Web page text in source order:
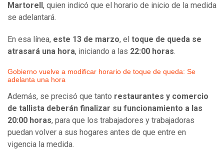
Martorell , quien indicó que el horario de inicio de la medida
se adelantará.
En esa línea, este 13 de marzo, el toque de queda se
atrasará una hora, iniciando a las 22:00 horas.
Gobierno vuelve a modificar horario de toque de queda: Se
adelanta una hora
Además, se precisó que tanto restaurantes y comercio
de tallista deberán finalizar su funcionamiento a las
20:00 horas, para que los trabajadores y trabajadoras
puedan volver a sus hogares antes de que entre en
vigencia la medida.